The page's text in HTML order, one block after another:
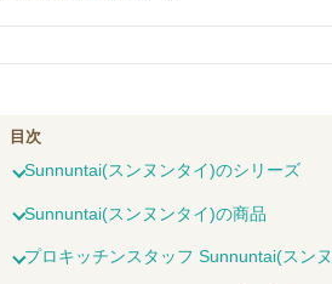
目次
Sunnuntai(スンヌンタイ)のシリーズ
Sunnuntai(スンヌンタイ)の商品
プロキッチンスタッフ Sunnuntai(スン